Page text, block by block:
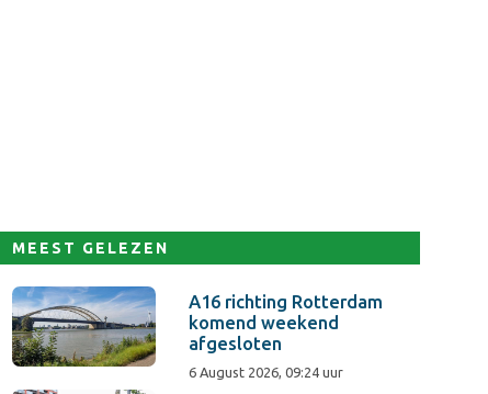
MEEST GELEZEN
A16 richting Rotterdam
komend weekend
afgesloten
6 August 2026, 09:24 uur